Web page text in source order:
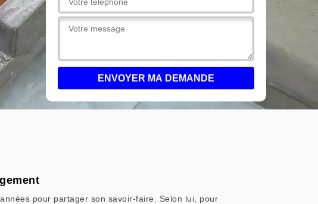
pour partager son savoir-faire. Selon lui, pour